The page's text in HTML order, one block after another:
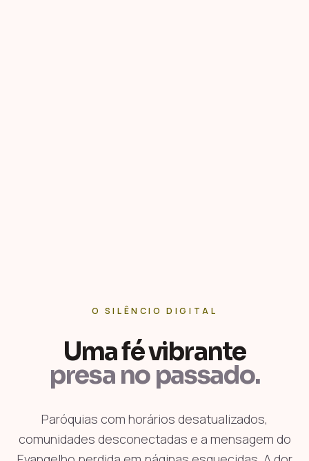
O SILÊNCIO DIGITAL
Uma fé vibrante
presa no passado.
Paróquias com horários desatualizados,
comunidades desconectadas e a mensagem do